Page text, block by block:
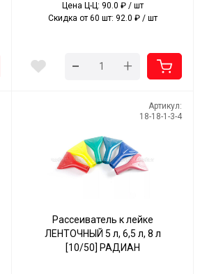
Цена Ц-Ц: 90.0 ₽ / шт
Скидка от 60 шт: 92.0 ₽ / шт
- +
Артикул:
18-18-1-3-4
Рассеиватель к лейке
ЛЕНТОЧНЫЙ 5 л, 6,5 л, 8 л
[10/50] РАДИАН